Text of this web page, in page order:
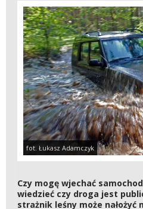
fot. Łukasz Adamczyk
Czy mogę wjechać
wiedzieć czy droga jest
strażnik leśny może